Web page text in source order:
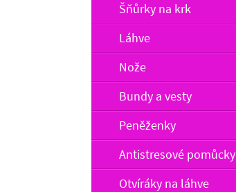
Šňůrky na krk
Láhve
Nože
Bundy a vesty
Peněženky
Antistresové pomůcky
Otvíráky na láhve